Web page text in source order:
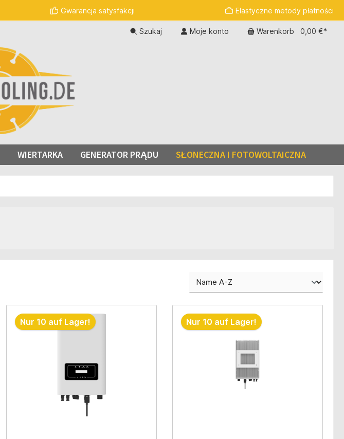
Gwarancja satysfakcji Elastyczne metody płatności
Szukaj Moje konto Warenkorb 0,00 €*
WIERTARKA GENERATOR PRĄDU SŁONECZNA I FOTOWOLTAICZNA
Nur 10 auf Lager! Nur 10 auf Lager!